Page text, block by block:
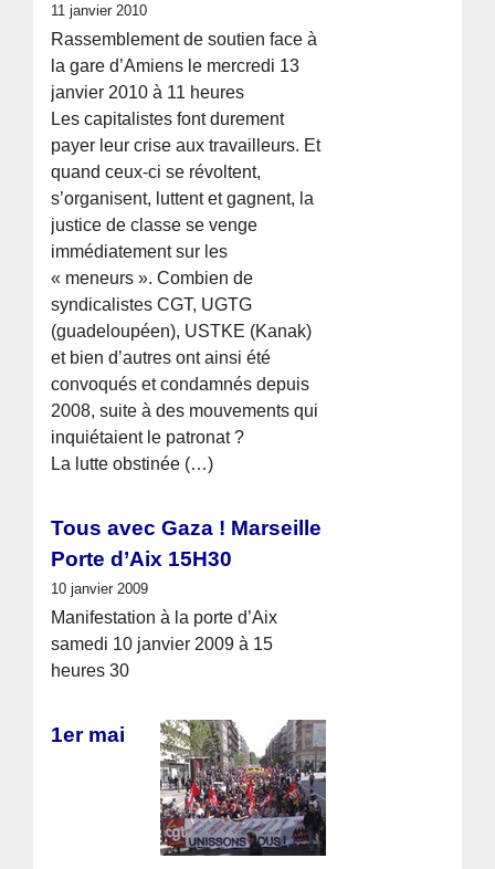
11 janvier 2010
Rassemblement de soutien face à
la gare d’Amiens le mercredi 13
janvier 2010 à 11 heures
Les capitalistes font durement
payer leur crise aux travailleurs. Et
quand ceux-ci se révoltent,
s’organisent, luttent et gagnent, la
justice de classe se venge
immédiatement sur les
« meneurs ». Combien de
syndicalistes CGT, UGTG
(guadeloupéen), USTKE (Kanak)
et bien d’autres ont ainsi été
convoqués et condamnés depuis
2008, suite à des mouvements qui
inquiétaient le patronat ?
La lutte obstinée (…)
Tous avec Gaza ! Marseille
Porte d’Aix 15H30
10 janvier 2009
Manifestation à la porte d’Aix
samedi 10 janvier 2009 à 15
heures 30
1er mai